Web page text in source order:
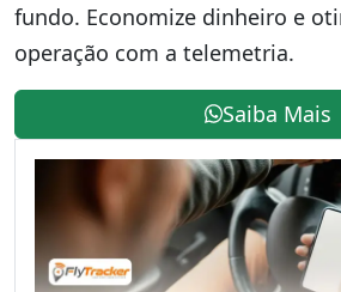
fundo. Economize dinheiro e
operação com a telemetria.
Saiba Mais